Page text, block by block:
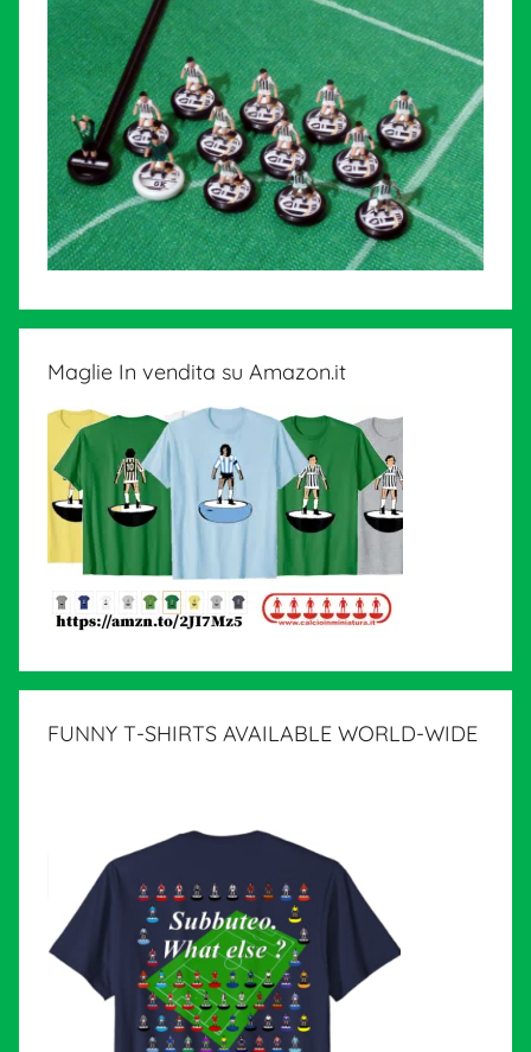
Maglie In vendita su Amazon.it
FUNNY T-SHIRTS AVAILABLE WORLD-WIDE